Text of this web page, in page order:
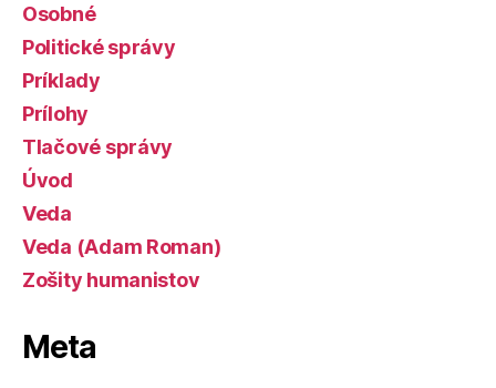
Osobné
Politické správy
Príklady
Prílohy
Tlačové správy
Úvod
Veda
Veda (Adam Roman)
Zošity humanistov
Meta